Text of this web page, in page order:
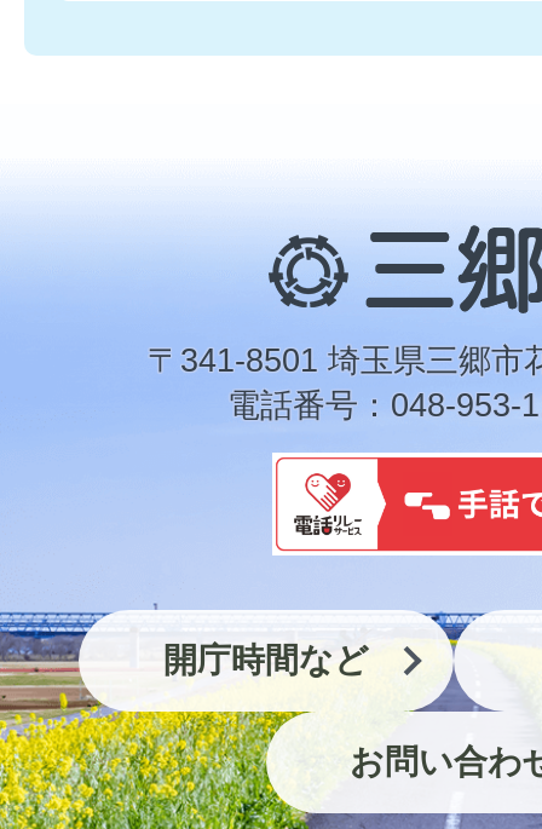
三
郷
市
〒341-8501 埼玉県三郷市
電話番号：048-953-
開庁時間など
お問い合わ